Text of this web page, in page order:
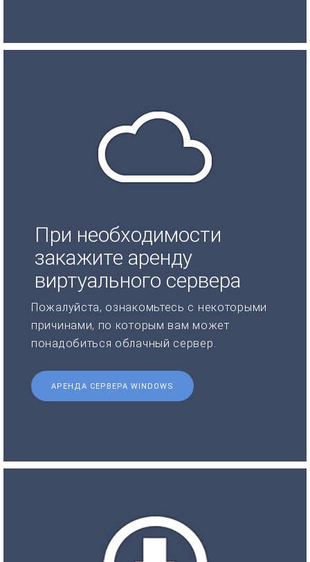
При необходимости
закажите аренду
виртуального сервера
Пожалуйста, ознакомьтесь с некоторыми
причинами, по которым вам может
понадобиться облачный сервер.
АРЕНДА СЕРВЕРА WINDOWS